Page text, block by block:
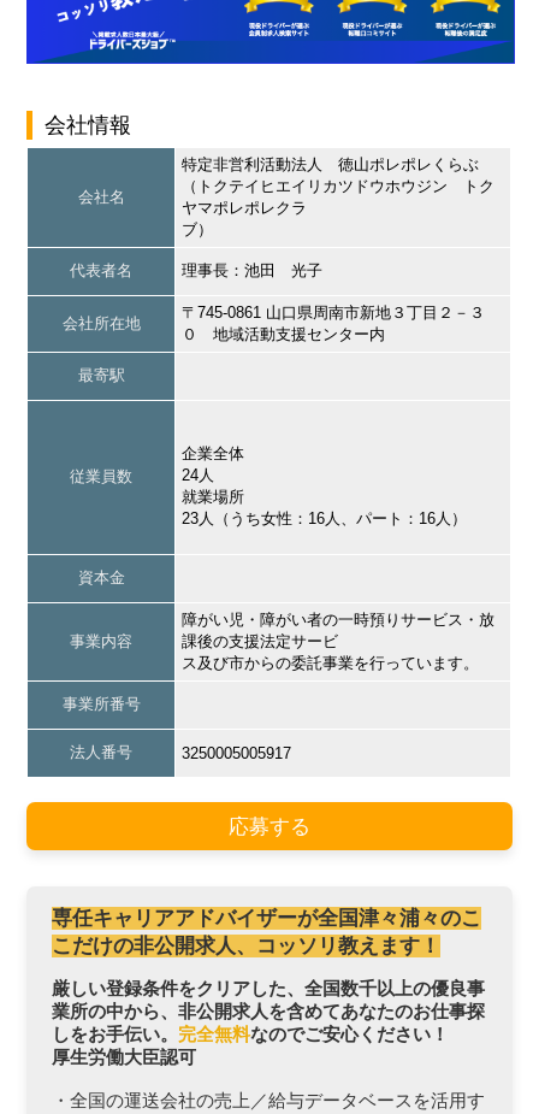
会社情報
会社名
特定非営利活動法人 徳山ポレポレくらぶ
（トクテイヒエイリカツドウホウジン トク
ヤマポレポレクラ
ブ）
代表者名 理事長：池田 光子
会社所在地
〒745-0861 山口県周南市新地３丁目２－３
０ 地域活動支援センター内
最寄駅
従業員数
企業全体
24人
就業場所
23人（うち女性：16人、パート：16人）
資本金
事業内容
障がい児・障がい者の一時預りサービス・放
課後の支援法定サービ
ス及び市からの委託事業を行っています。
事業所番号
法人番号 3250005005917
応募する
専任キャリアアドバイザーが全国津々浦々のこ
こだけの非公開求人、コッソリ教えます！
厳しい登録条件をクリアした、全国数千以上の優良事
業所の中から、非公開求人を含めてあなたのお仕事探
しをお手伝い。 完全無料なのでご安心ください！
厚生労働大臣認可
・全国の運送会社の売上／給与データベースを活用す